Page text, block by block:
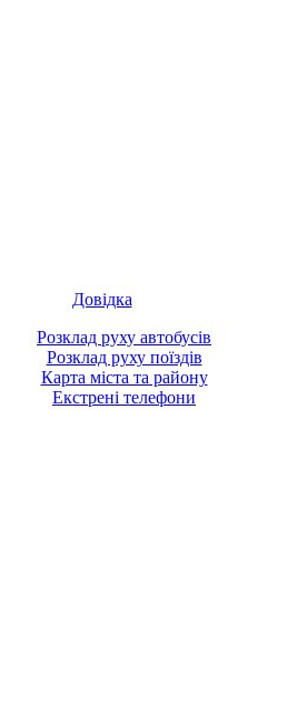
Довідка
Розклад руху автобусів
Розклад руху поїздів
Карта міста та району
Екстрені телефони